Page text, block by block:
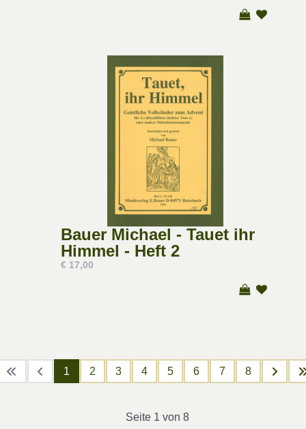
Bauer Michael - Tauet ihr
Himmel - Heft 2
€ 17,00
1 2 3 4 5 6 7 8
Seite 1 von 8